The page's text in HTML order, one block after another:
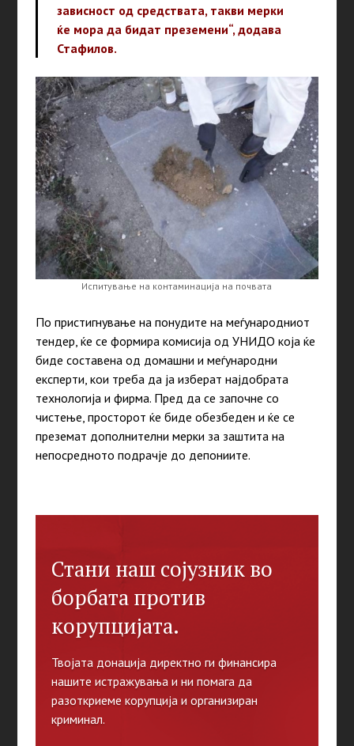
зависност од средствата, такви мерки
ќе мора да бидат преземени“, додава
Стафилов.
Испитување на контаминација на почвата
По пристигнување на понудите на меѓународниот
тендер, ќе се формира комисија од УНИДО која ќе
биде составена од домашни и меѓународни
експерти, кои треба да ја изберат најдобрата
технологија и фирма. Пред да се започне со
чистење, просторот ќе биде обезбеден и ќе се
преземат дополнителни мерки за заштита на
непосредното подрачје до депониите.
Стани наш сојузник во
борбата против
корупцијата.
Твојата донација директно ги финансира
нашите истражувања и ни помага да
разоткриеме корупција и организиран
криминал.